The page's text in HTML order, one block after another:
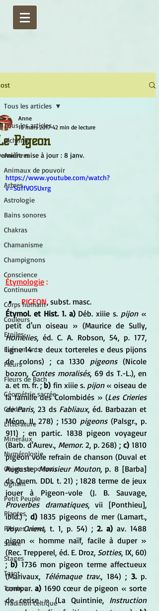
Tous les articles
Alchimie
Ancêtres
Animaux de pouvoir
Arbres
Astrologie
Bains sonores
Chakras
Chamanisme
Champignons
Conscience
Continuum
Corps humain
Couleurs
Etoiles
Evénements
Fleurs
Fleurs de Bach
Géométrie sacrée
Guides
Littérature
Minéraux
Numérologie
Objets de pouvoir
Ogham
Petit Peuple
Plantes
Pleines Lunes
Santé
Stages
Tarot
Tambour
Tradition celtique
Tous les articles
Pigeon
Anne
16 mars 2017 42 min de lecture
mise à jour : 8 janv.
https://www.youtube.com/watch?
v=SuffVO5Uxrg
Étymologie :
PIGEON, subst. masc.
Étymol. et Hist. 1. a) Déb. xiiie s. pijon «
Homélies, éd. C. A. Robson, 54, p. 177,
ligne 14 : e deux tortereles e deus pijons
de colons) ; ca 1330 pigeons (Nicole
bozon, Contes moralisés, 69 ds T.-L.), en
a. et m. fr. ; b) fin xiiie s. pijon « oiseau de
la famille des Colombidés » (Les Crieries
de Paris, 23 ds Fabliaux, éd. Barbazan et
Méon, II, 278) ; 1530 pigeons (Palsgr., p.
911) ; en partic. 1838 pigeon voyageur
(Barb. d'Aurev., Memor. 2, p. 268) ; c) 1810
pigeon vole refrain de chanson (Duval et
Auguste, Monsieur Mouton, p. 8 [Barba]
ds Quem. DDL t. 21) ; 1828 terme de jeux
Proverbes dramatiques, vii [Ponthieu],
ibid.) ; d)
Voy. Orient, t. 1, p. 54) ; 2. a) av. 1488
pigon « homme naïf, facile à duper »
(Rec. Trepperel, éd. E. Droz, Sotties, IX, 60)
; b) 1736 mon pigeon terme affectueux
(Marivaux, Télémaque trav., 184) ; 3. p.
compar. a) 1690 cœur de pigeon « sorte
de cerise » (La Quintinie, Instruction